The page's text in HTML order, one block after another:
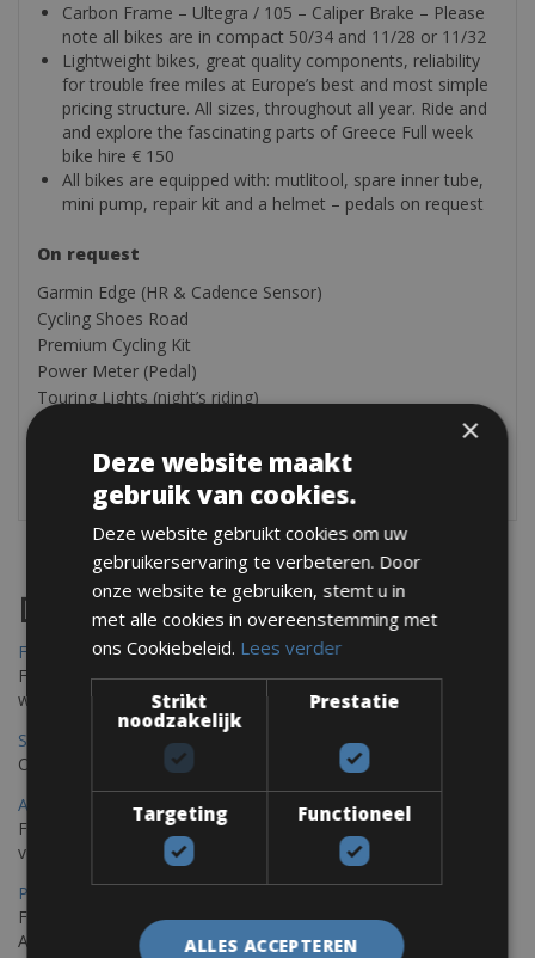
Carbon Frame – Ultegra / 105 – Caliper Brake – Please
note all bikes are in compact 50/34 and 11/28 or 11/32
Lightweight bikes, great quality components, reliability
for trouble free miles at Europe’s best and most simple
pricing structure. All sizes, throughout all year. Ride and
and explore the fascinating parts of Greece Full week
bike hire € 150
All bikes are equipped with: mutlitool, spare inner tube,
mini pump, repair kit and a helmet – pedals on request
On request
Garmin Edge (HR & Cadence Sensor)
Cycling Shoes Road
Premium Cycling Kit
Power Meter (Pedal)
Touring Lights (night’s riding)
Water Bottle
Destinations
Frejus Fietsverhuur
Fréjus en Saint-Raphaël liggen aan de Middellandse Zee en
worden omringd door het Massif de l'Esterel
Saint Raphael Fietsverhuur
Ontdek Saint Raphael, gelegen in het prachtige Var op uw fiets
Ajaccio Fietsverhuur
Fietsen in Ajaccio, gelegen op het eiland Corsica, biedt een
verscheidenheid aan routes
Porec Fietsverhuur
Fiets over sfeervolle routes die zich uitstrekken langs de
Adriatische kust en het weelderige Istrische platteland.
×
Deze website maakt
gebruik van cookies.
Deze website gebruikt cookies om uw
gebruikerservaring te verbeteren. Door
onze website te gebruiken, stemt u in
met alle cookies in overeenstemming met
ons Cookiebeleid. Lees verder
Strikt
noodzakelijk
Prestatie
Targeting Functioneel
ALLES ACCEPTEREN